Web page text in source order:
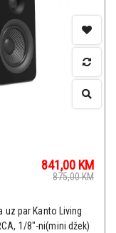
841,00 KM
875,00KM
par Kanto Living
1/8"-ni(mini džek)